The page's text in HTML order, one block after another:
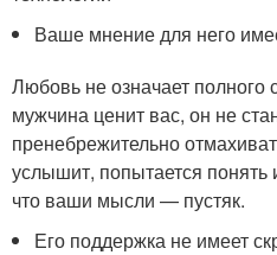
Ваше мнение для него
Любовь не означает полного
мужчина ценит вас, он не
пренебрежительно
услышит, попытается понять
что ваши мысли — пустяк.
Его поддержка не имеет